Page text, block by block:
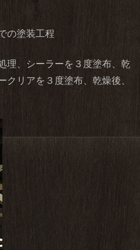
の塗装工程
理、シーラーを３度塗布、乾
クリアを３度塗布、乾燥後、